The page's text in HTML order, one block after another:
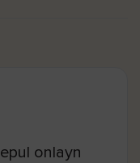
onlayn